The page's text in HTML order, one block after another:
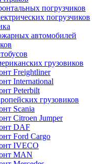
погрузчиков
погрузчиков
автомобилей
грузовиков
Freightliner
International
Peterbilt
грузовиков
Scania
Citroen Jumper
DAF
Ford Cargo
IVECO
MAN